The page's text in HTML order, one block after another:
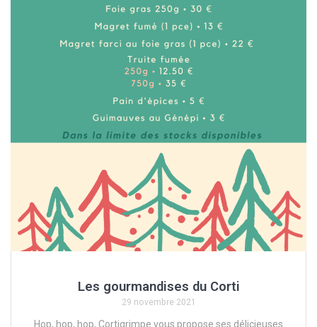
Les gourmandises du Corti
29 novembre 2021
Hop, hop, hop, Cortigrimpe vous propose ses délicieuses